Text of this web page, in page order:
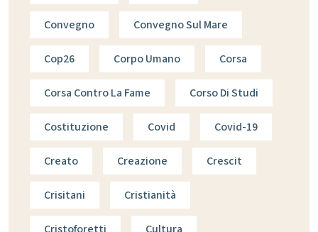
Convegno Convegno Sul Mare
Cop26 Corpo Umano Corsa
Corsa Contro La Fame Corso Di Studi
Costituzione Covid Covid-19
Creato Creazione Crescit
Crisitani Cristianità